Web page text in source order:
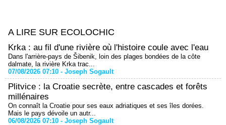
A LIRE SUR ECOLOCHIC
Krka : au fil d'une rivière où l'histoire coule avec l'eau
Dans l'arrière-pays de Šibenik, loin des plages bondées de la côte
dalmate, la rivière Krka trac...
07/08/2026 07:10 - Joseph Sogault
Plitvice : la Croatie secrète, entre cascades et forêts
millénaires
On connaît la Croatie pour ses eaux adriatiques et ses îles dorées.
Mais le pays dévoile un autr...
06/08/2026 07:10 - Joseph Sogault